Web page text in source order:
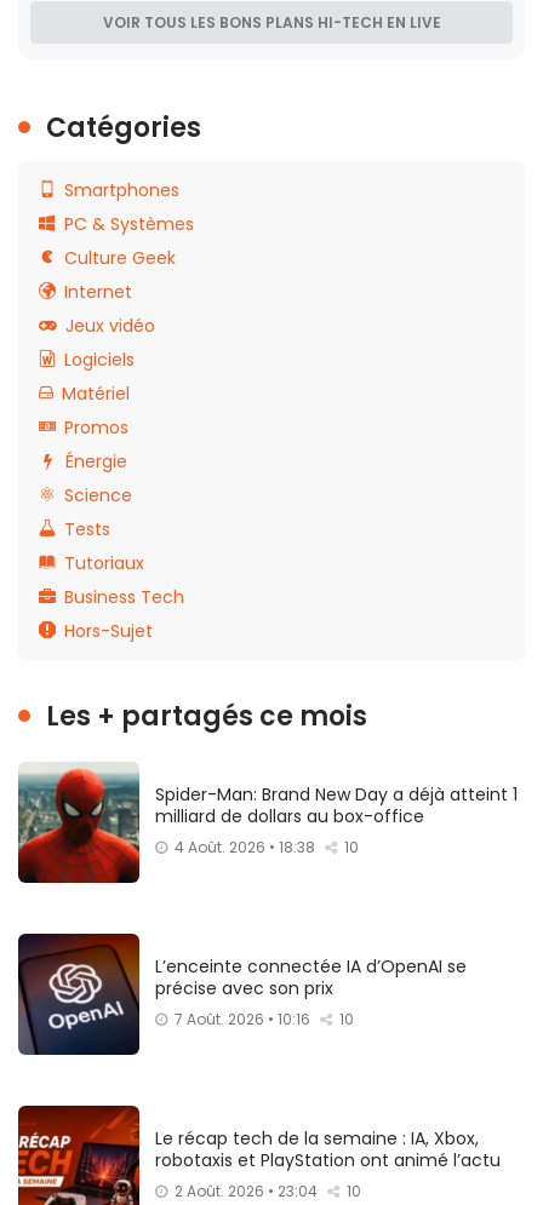
VOIR TOUS LES BONS PLANS HI-TECH EN LIVE
Catégories
Smartphones
PC & Systèmes
Culture Geek
Internet
Jeux vidéo
Logiciels
Matériel
Promos
Énergie
Science
Tests
Tutoriaux
Business Tech
Hors-Sujet
Les + partagés ce mois
Spider-Man: Brand New Day a déjà atteint 1
milliard de dollars au box-office
4 Août. 2026 • 18:38 10
L’enceinte connectée IA d’OpenAI se
précise avec son prix
7 Août. 2026 • 10:16 10
Le récap tech de la semaine : IA, Xbox,
robotaxis et PlayStation ont animé l’actu
2 Août. 2026 • 23:04 10